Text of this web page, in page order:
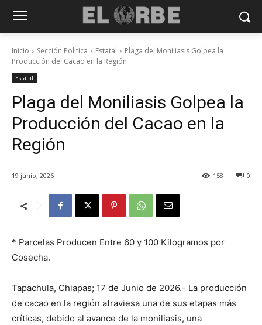
Inicio Sección Politica Estatal
Plaga del Moniliasis Golpea la
Producción del Cacao en la Región
Estatal
Plaga del Moniliasis Golpea la
Producción del Cacao en la
Región
19 junio, 2026 0
158
* Parcelas Producen Entre 60 y 100 Kilogramos por
Cosecha.
Tapachula, Chiapas; 17 de Junio de 2026.- La producción
de cacao en la región atraviesa una de sus etapas más
críticas, debido al avance de la moniliasis, una